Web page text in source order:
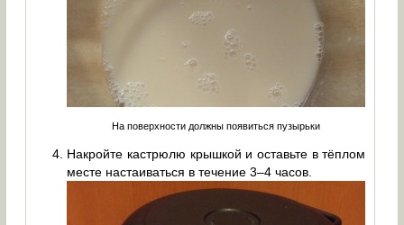
На поверхности должны появиться пузырьки
Накройте кастрюлю крышкой и оставьте в тёплом
месте настаиваться в течение 3–4 часов.